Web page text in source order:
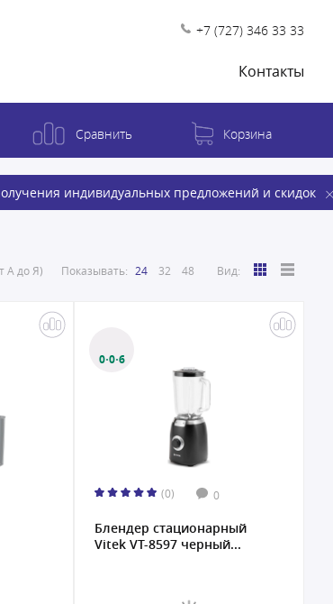
+7 (727) 346 33 33
Контакты
индивидуальных предложений и скидок
Сравнить Корзина
А до Я) Показывать: 24 32 48 Вид:
0·0·6
(0) 0
Блендер стационарный
Vitek VT-8597 черный...